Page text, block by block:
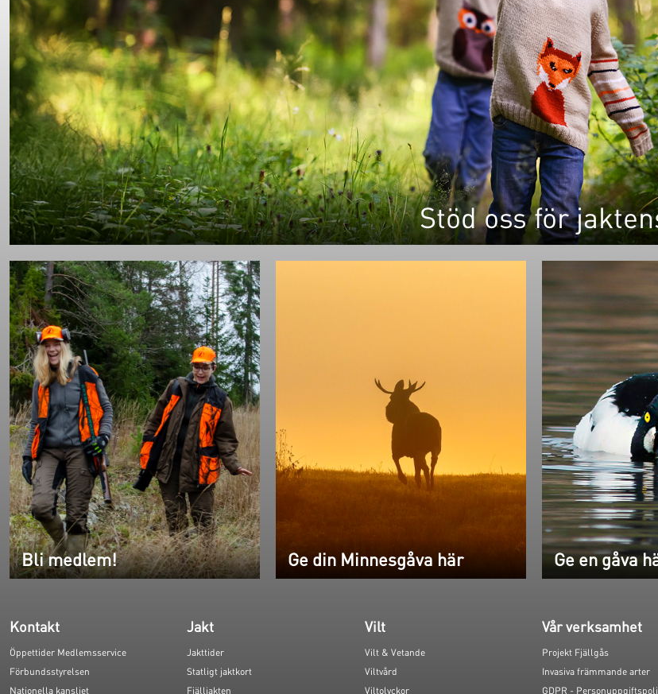
Stöd oss för
Bli medlem! Ge din Minnesgåva här Ge en gåva
Kontakt
Öppettider Medlemsservice
Förbundsstyrelsen
Nationella kansliet
Jakt
Jakttider
Statligt jaktkort
Fjälljakten
Vilt
Vilt & Vetande
Viltvård
Viltolyckor
Vår verksamhet
Projekt Fjällgås
Invasiva främmande arter
GDPR -